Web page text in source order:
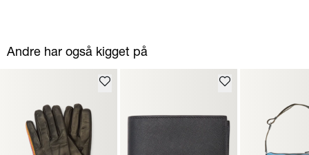
Andre har også kigget på